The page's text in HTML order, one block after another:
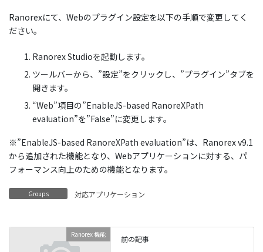
Ranorexにて、Webのプラグイン設定を以下の手順で変更してく
ださい。
Ranorex Studioを起動します。
ツールバーから、”設定”をクリックし、”プラグイン”タブを
開きます。
“Web”項目の”EnableJS-based RanoreXPath
evaluation”を”False”に変更します。
※”EnableJS-based RanoreXPath evaluation”は、Ranorex v9.1
から追加された機能となり、Webアプリケーションに対する、パ
フォーマンス向上のための機能となります。
Groups 対応アプリケーション
Ranorex 機能 前の記事